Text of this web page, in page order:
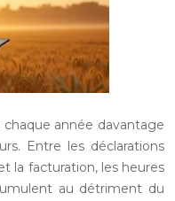
année davantage
Entre les déclarations
la facturation, les heures
au détriment du